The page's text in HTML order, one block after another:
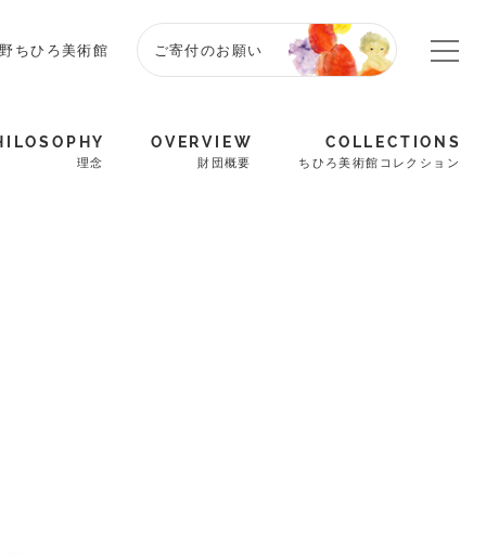
ちひろ美術館 ご寄付のお願い
理念
OVERVIEW
財団概要
COLLECTIONS
ちひろ美術館コレクション